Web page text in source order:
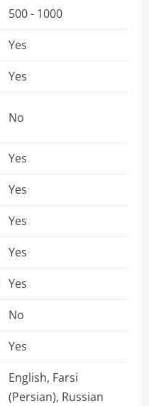
500 - 1000
Yes
Yes
No
Yes
Yes
Yes
Yes
Yes
No
Yes
English, Farsi
(Persian), Russian